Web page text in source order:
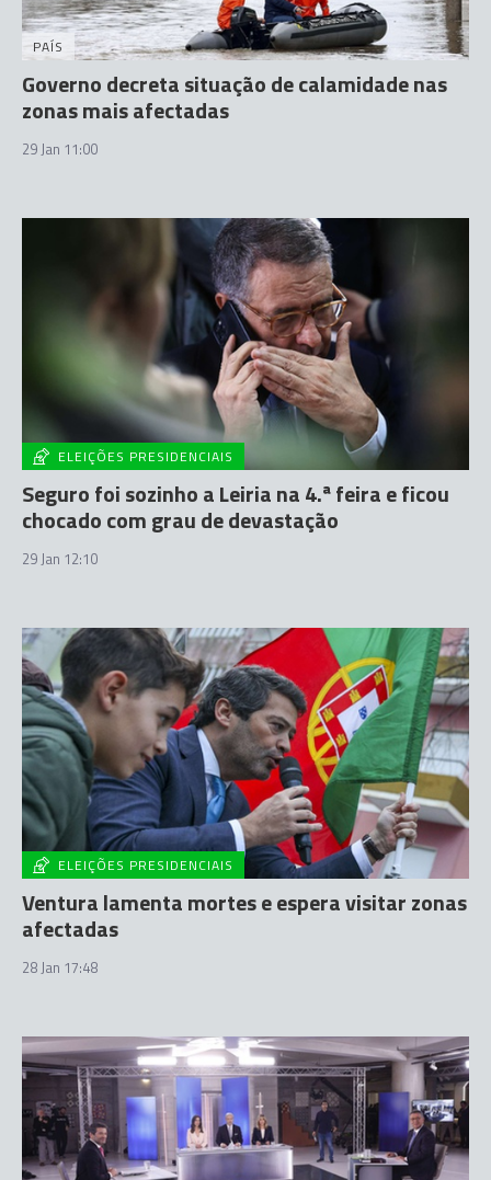
PAÍS
Governo decreta situação de calamidade nas
zonas mais afectadas
29 Jan 11:00
ELEIÇÕES PRESIDENCIAIS
Seguro foi sozinho a Leiria na 4.ª feira e ficou
chocado com grau de devastação
29 Jan 12:10
ELEIÇÕES PRESIDENCIAIS
Ventura lamenta mortes e espera visitar zonas
afectadas
28 Jan 17:48